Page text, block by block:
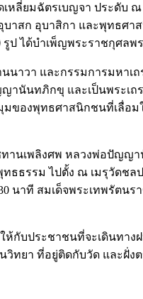
หลี่ยมฉัตรเบญจา ประดับ
าสก อุบาสิกา และพุทธศ
ป ได้บำเพ็ญพระราชกุศ
าวา และกรรมการมหา
นันทภิกขุ และเป็นพระเ
ของพุทธศาสนิกชนที่เลื่อม
านเพลิงศพ หลวงพ่อปัญญ
ธธรรม ไปตั้ง ณ เมรุวัดช
นาที สมเด็จพระเทพรัตน
กับประชาชนที่จะเดินทาง
วิทยา ที่อยู่ติดกับวัด และฝั่